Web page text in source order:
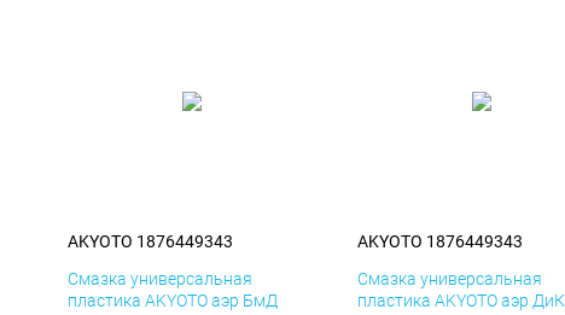
AKYOTO 1876449343
Смазка универсальная
пластика AKYOTO аэр БмД
AKYOTO 1876449343
Смазка универсальная
пластика AKYOTO аэр ДиК